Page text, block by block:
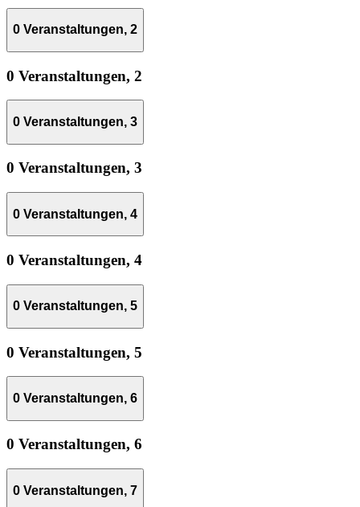
0 Veranstaltungen, 2
0 Veranstaltungen, 2
0 Veranstaltungen, 3
0 Veranstaltungen, 3
0 Veranstaltungen, 4
0 Veranstaltungen, 4
0 Veranstaltungen, 5
0 Veranstaltungen, 5
0 Veranstaltungen, 6
0 Veranstaltungen, 6
0 Veranstaltungen, 7